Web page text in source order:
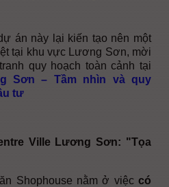
án này lại kiến tạo nên một
tại khu vực Lương Sơn, mời
quy hoạch toàn cảnh tại
Sơn – Tầm nhìn và quy
tư
Ville Lương Sơn: "Tọa
Shophouse nằm ở việc có